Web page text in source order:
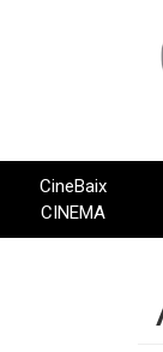
CineBaix
CINEMA